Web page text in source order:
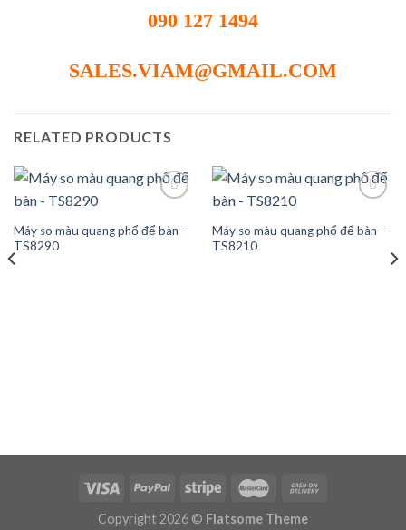
090 127 1494
SALES.VIAM@GMAIL.COM
RELATED PRODUCTS
Máy so màu quang phổ để bàn –
TS8290
Máy so màu quang phổ để bàn –
TS8210
Copyright 2026 © Flatsome Theme